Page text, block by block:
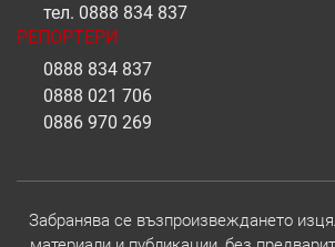
тел. 0888 834 837
РЕПОРТЕРИ
0888 834 837
0888 021 706
0886 970 269
Забранява се възпроизвеждането